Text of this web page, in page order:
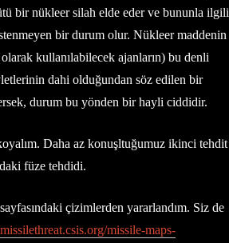
bir nükleer silah elde eder ve bununla ilgili
bir durum olur. Nükleer maddenin
kullanılabilecek ajanların) bu denli
dahi olduğundan söz edilen bir
durum bu yönden bir hayli ciddidir.
Daha az konuşltuğumuz ikinci tehdit
füze tehdidi.
çizimlerden yararlandım. Siz de
missile-maps-